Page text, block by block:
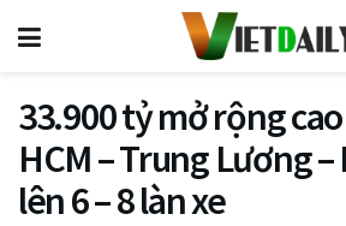
33.900 tỷ mở rộng
HCM – Trung Lương
lên 6 – 8 làn xe